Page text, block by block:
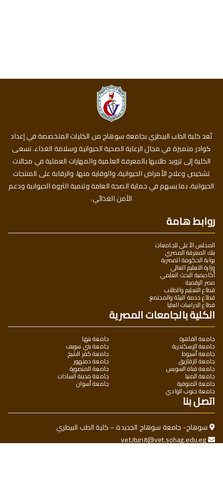
تُعد كلية الطب البيطري بجامعة سوهاج من الكليات المتخصصة في إعداد
كوادر متميزة في مجال الرعاية الصحية الحيوانية وسلامة الغذاء. تسعى
الكلية إلى تزويد طلابها بالمعرفة العلمية والمهارات العملية في مجالات
تشخيص وعلاج الأمراض الحيوانية، والوقاية منها، والرقابة على المنتجات
الحيوانية، بما يسهم في حماية الصحة العامة وتنمية الثروة الحيوانية ودعم
الأمن الغذائي.
روابط هامة
المجلس الأعلى للجامعات
بنك المعرفة المصري
بوابة الحكومة المصرية
وزارة التعليم العالي
أكاديمية البحث العلمي
مصر الرقمية
قطاع التعليم والطلاب
قطاع خدمة البيئة والمجتمع
قطاع الدراسات العليا
الكلية بالجامعات المصرية
جامعة القاهرة
جامعة الإسكندرية
جامعة أسيوط
جامعة الزقازيق
جامعة قناة السويس
جامعة المنيا
جامعة المنوفية
جامعة جنوب الوادي
جامعة بنها
جامعة بني سويف
جامعة كفر الشيخ
جامعة دمنهور
جامعة المنصورة
جامعة مدينة السادات
جامعة أسوان
اتصل بنا
سوهاج- جامعة سوهاج الجديدة – كلية الطب البيطري